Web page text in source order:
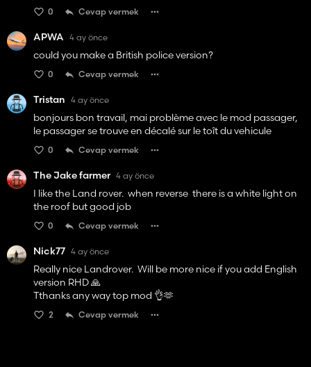
0 Cevap vermek
APWA 4 ay önce
could you make a British police version?
0 Cevap vermek
Tristan 4 ay önce
bonjours bon travail, mai problème avec le mod passager,
le passager se trouve en décalé sur le toît du vehicule
0 Cevap vermek
The Jake farmer 4 ay önce
I like the Land rover. when reverse there is a white light on
the roof but good job
0 Cevap vermek
Nick77 4 ay önce
Really nice Landrover. Will be more nice if you add English
version RHD 🙏
Tthanks any way top mod 👌🫶
2 Cevap vermek